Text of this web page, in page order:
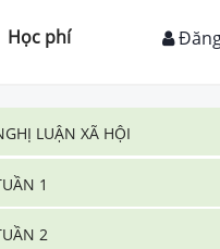
Học phí
LUẬN XÃ HỘI
1
2